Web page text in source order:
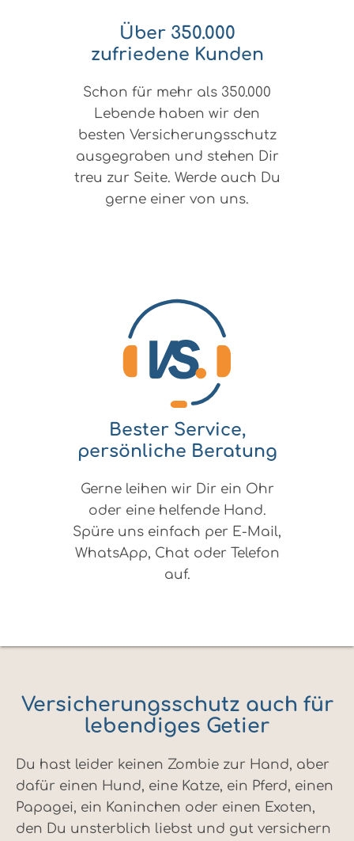
Über 350.000
zufriedene Kunden
Schon für mehr als 350.000
Lebende haben wir den
besten Versicherungsschutz
ausgegraben und stehen Dir
treu zur Seite. Werde auch Du
gerne einer von uns.
Bester Service,
persönliche Beratung
Gerne leihen wir Dir ein Ohr
oder eine helfende Hand.
Spüre uns einfach per E-Mail,
WhatsApp, Chat oder Telefon
auf.
Versicherungsschutz auch für
lebendiges Getier
Du hast leider keinen Zombie zur Hand, aber
dafür einen Hund, eine Katze, ein Pferd, einen
Papagei, ein Kaninchen oder einen Exoten,
den Du unsterblich liebst und gut versichern